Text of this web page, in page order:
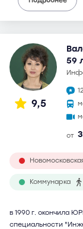
9,5
59
от
Коммунарка
в 1990 г. окончила
специальности